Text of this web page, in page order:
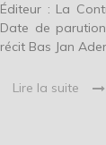
Éditeur : La
Date de
récit Bas Jan
Lire la suite